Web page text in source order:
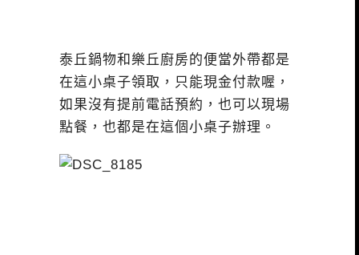
泰丘鍋物和樂丘廚房的便當外帶都是
在這小桌子領取，只能現金付款喔，
如果沒有提前電話預約，也可以現場
點餐，也都是在這個小桌子辦理。